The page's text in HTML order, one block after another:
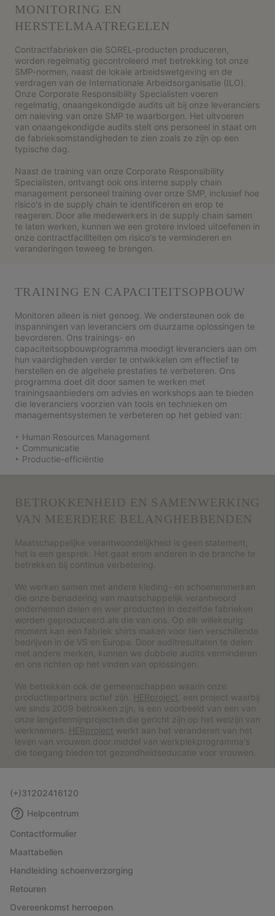
MONITORING EN
HERSTELMAATREGELEN
Contractfabrieken die SOREL-producten produceren,
worden regelmatig gecontroleerd met betrekking tot onze
SMP-normen, naast de lokale arbeidswetgeving en de
verdragen van de Internationale Arbeidsorganisatie (ILO).
Onze Corporate Responsibility Specialisten voeren
regelmatig, onaangekondigde audits uit bij onze leveranciers
om naleving van onze SMP te waarborgen. Het uitvoeren
van onaangekondigde audits stelt ons personeel in staat om
de fabrieksomstandigheden te zien zoals ze zijn op een
typische dag.
Naast de training van onze Corporate Responsibility
Specialisten, ontvangt ook ons interne supply chain
management personeel training over onze SMP, inclusief hoe
risico's in de supply chain te identificeren en erop te
reageren. Door alle medewerkers in de supply chain samen
te laten werken, kunnen we een grotere invloed uitoefenen in
onze contractfaciliteiten om risico's te verminderen en
veranderingen teweeg te brengen.
TRAINING EN CAPACITEITSOPBOUW
Monitoren alleen is niet genoeg. We ondersteunen ook de
inspanningen van leveranciers om duurzame oplossingen te
bevorderen. Ons trainings- en
capaciteitsopbouwprogramma moedigt leveranciers aan om
hun vaardigheden verder te ontwikkelen om effectief te
herstellen en de algehele prestaties te verbeteren. Ons
programma doet dit door samen te werken met
trainingsaanbieders om advies en workshops aan te bieden
die leveranciers voorzien van tools en technieken om
managementsystemen te verbeteren op het gebied van:
‣ Human Resources Management
‣ Communicatie
‣ Productie-efficiëntie
BETROKKENHEID EN SAMENWERKING
VAN MEERDERE BELANGHEBBENDEN
Maatschappelijke verantwoordelijkheid is geen statement,
het is een gesprek. Het gaat erom anderen in de branche te
betrekken bij continue verbetering.
We werken samen met andere kleding- en schoenenmerken
die onze benadering van maatschappelijk verantwoord
ondernemen delen en wier producten in dezelfde fabrieken
worden geproduceerd als die van ons. Op elk willekeurig
moment kan een fabriek shirts maken voor tien verschillende
bedrijven in de VS en Europa. Door auditresultaten te delen
met andere merken, kunnen we dubbele audits verminderen
en ons richten op het vinden van oplossingen.
We betrekken ook de gemeenschappen waarin onze
productiepartners actief zijn.
HERproject
, een project waarbij
we sinds 2009 betrokken zijn, is een voorbeeld van een van
onze langetermijnprojecten die gericht zijn op het welzijn van
werknemers.
HERproject werkt aan het veranderen van het
leven van vrouwen door middel van werkplekprogramma's
die toegang bieden tot gezondheidseducatie voor vrouwen.
(+)31202416120
Helpcentrum
Contactformulier
Maattabellen
Handleiding schoenverzorging
Retouren
Overeenkomst herroepen